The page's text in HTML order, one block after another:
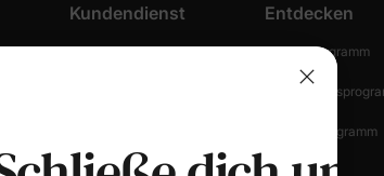
Kundendienst
Bestellung Verfolgen
Rückgabebestimmungen
Entdecken
Partnerprogramm
Creator-Programm
Blog